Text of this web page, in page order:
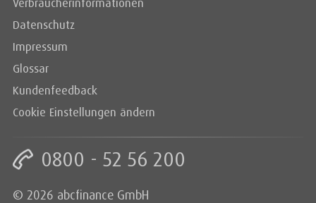
Datenschutz
Impressum
Glossar
Kundenfeedback
Cookie Einstellungen ändern
0800 - 52 56 200
© 2026 abcfinance GmbH